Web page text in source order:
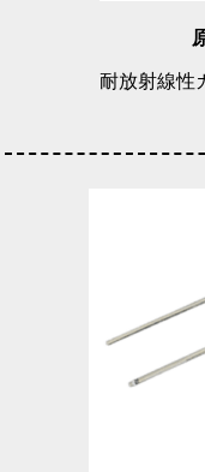
耐放射線性